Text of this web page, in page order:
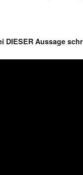
DIESER Aussage